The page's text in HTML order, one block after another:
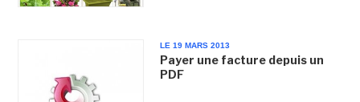
LE 19 MARS 2013
Payer une facture depuis un
PDF